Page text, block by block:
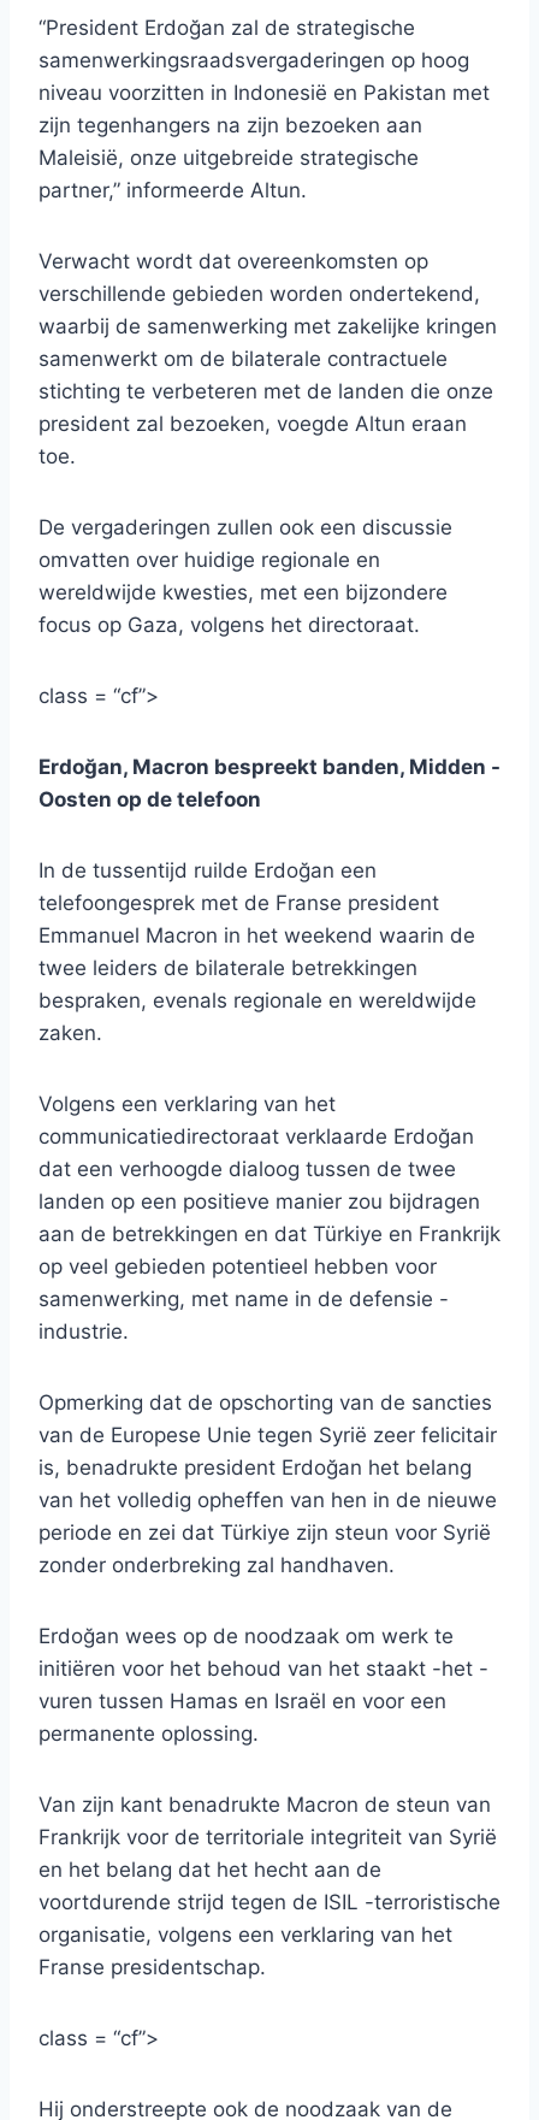
“President Erdoğan zal de strategische
samenwerkingsraadsvergaderingen op hoog
niveau voorzitten in Indonesië en Pakistan met
zijn tegenhangers na zijn bezoeken aan
Maleisië, onze uitgebreide strategische
partner,” informeerde Altun.
Verwacht wordt dat overeenkomsten op
verschillende gebieden worden ondertekend,
waarbij de samenwerking met zakelijke kringen
samenwerkt om de bilaterale contractuele
stichting te verbeteren met de landen die onze
president zal bezoeken, voegde Altun eraan
toe.
De vergaderingen zullen ook een discussie
omvatten over huidige regionale en
wereldwijde kwesties, met een bijzondere
focus op Gaza, volgens het directoraat.
class = “cf”>
Erdoğan, Macron bespreekt banden, Midden -
Oosten op de telefoon
In de tussentijd ruilde Erdoğan een
telefoongesprek met de Franse president
Emmanuel Macron in het weekend waarin de
twee leiders de bilaterale betrekkingen
bespraken, evenals regionale en wereldwijde
zaken.
Volgens een verklaring van het
communicatiedirectoraat verklaarde Erdoğan
dat een verhoogde dialoog tussen de twee
landen op een positieve manier zou bijdragen
aan de betrekkingen en dat Türkiye en Frankrijk
op veel gebieden potentieel hebben voor
samenwerking, met name in de defensie -
industrie.
Opmerking dat de opschorting van de sancties
van de Europese Unie tegen Syrië zeer felicitair
is, benadrukte president Erdoğan het belang
van het volledig opheffen van hen in de nieuwe
periode en zei dat Türkiye zijn steun voor Syrië
zonder onderbreking zal handhaven.
Erdoğan wees op de noodzaak om werk te
initiëren voor het behoud van het staakt -het -
vuren tussen Hamas en Israël en voor een
permanente oplossing.
Van zijn kant benadrukte Macron de steun van
Frankrijk voor de territoriale integriteit van Syrië
en het belang dat het hecht aan de
voortdurende strijd tegen de ISIL -terroristische
organisatie, volgens een verklaring van het
Franse presidentschap.
class = “cf”>
Hij onderstreepte ook de noodzaak van de